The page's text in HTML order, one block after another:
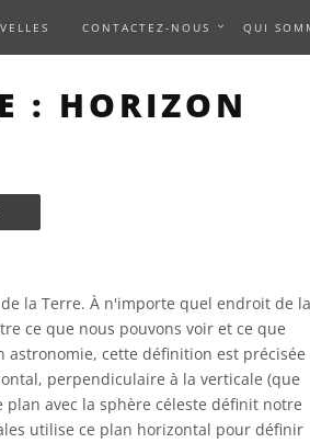
CONTACTEZ-NOUS QUI
: HORIZON
la Terre. À n'importe quel endroit de la
ce que nous pouvons voir et ce que
astronomie, cette définition est précisée
perpendiculaire à la verticale (que
avec la sphère céleste définit notre
utilise ce plan horizontal pour définir